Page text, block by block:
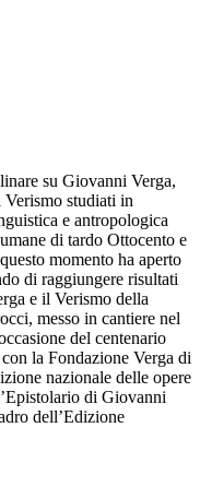
su Giovanni Verga,
studiati in
e antropologica
di tardo Ottocento e
momento ha aperto
di raggiungere risultati
e il Verismo della
messo in cantiere nel
del centenario
la Fondazione Verga di
nazionale delle opere
di Giovanni
dell’Edizione